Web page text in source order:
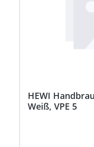
HEWI
Weiß, VPE 5